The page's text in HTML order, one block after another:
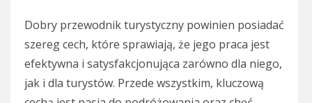
Dobry przewodnik turystyczny powinien posiadać
szereg cech, które sprawiają, że jego praca jest
efektywna i satysfakcjonująca zarówno dla niego,
jak i dla turystów. Przede wszystkim, kluczową